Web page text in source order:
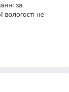
за
вологості не